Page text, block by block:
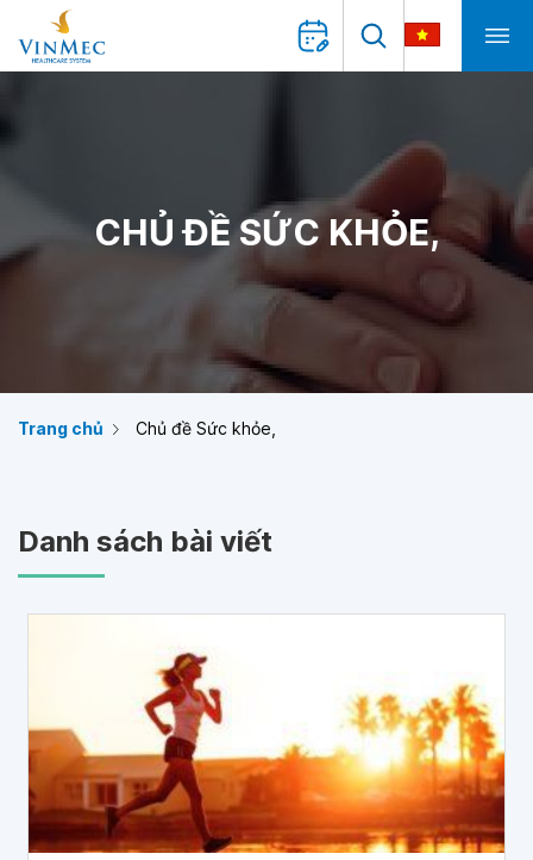
CHỦ ĐỀ SỨC KHỎE,
Trang chủ Chủ đề Sức khỏe,
Danh sách bài viết